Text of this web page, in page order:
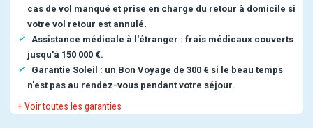
cas de vol manqué et prise en charge du retour à domicile si
votre vol retour est annulé.
Assistance médicale à l'étranger : frais médicaux couverts
jusqu'à 150 000 €.
Garantie Soleil : un Bon Voyage de 300 € si le beau temps
n'est pas au rendez-vous pendant votre séjour.
+ Voir toutes les garanties